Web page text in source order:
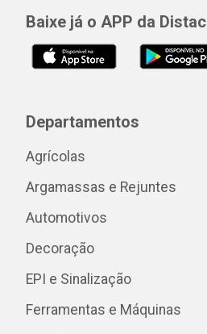
Baixe já o APP da Distac
Departamentos
Agrícolas
Argamassas e Rejuntes
Automotivos
Decoração
EPI e Sinalização
Ferramentas e Máquinas